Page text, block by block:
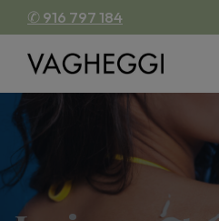
✆ 916 797 184